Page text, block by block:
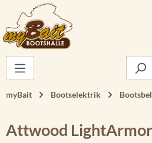
Zum Hauptinhalt springen
myBait Bootselektrik
Attwood LightArmor